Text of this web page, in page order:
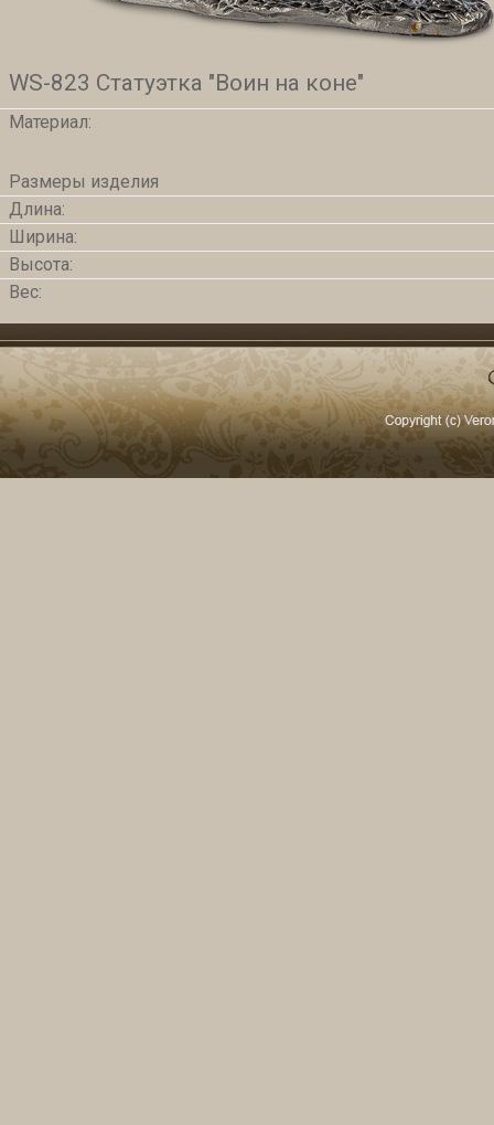
WS-823 Статуэтка "Воин на коне"
Материал:
Размеры изделия
Длина:
Ширина:
Высота:
Вес: